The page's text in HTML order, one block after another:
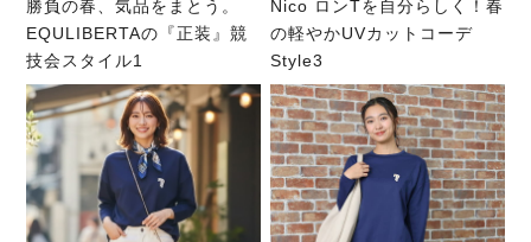
勝負の春、気品をまとう。
EQULIBERTAの『正装』競
技会スタイル1
Nico ロンTを自分らしく！春
の軽やかUVカットコーデ
Style3